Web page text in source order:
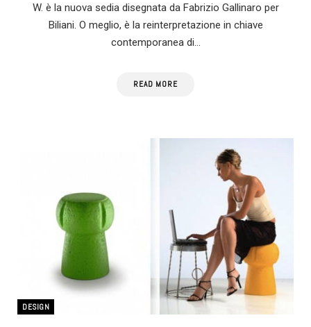
W. è la nuova sedia disegnata da Fabrizio Gallinaro per
Biliani. O meglio, è la reinterpretazione in chiave
contemporanea di…
READ MORE
DESIGN